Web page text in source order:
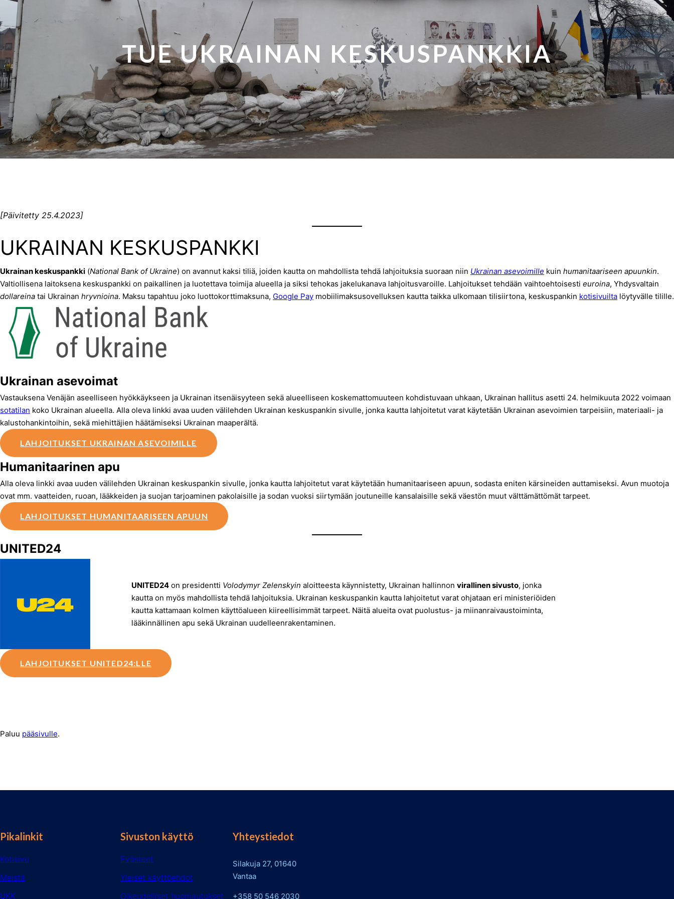
TUE UKRAINAN KESKUSPANKKIA
[Päivitetty 25.4.2023]
UKRAINAN KESKUSPANKKI
Ukrainan keskuspankki (National Bank of Ukraine) on avannut kaksi tiliä, joiden kautta on mahdollista tehdä lahjoituksia suoraan niin Ukrainan asevoimille kuin humanitaariseen apuunkin.
Valtiollisena laitoksena keskuspankki on paikallinen ja luotettava toimija alueella ja siksi tehokas jakelukanava lahjoitusvaroille. Lahjoitukset tehdään vaihtoehtoisesti euroina, Yhdysvaltain
dollareina tai Ukrainan hryvnioina. Maksu tapahtuu joko luottokorttimaksuna, Google Pay mobiilimaksusovelluksen kautta taikka ulkomaan tilisiirtona, keskuspankin kotisivuilta löytyvälle tilille.
Ukrainan asevoimat
Vastauksena Venäjän aseelliseen hyökkäykseen ja Ukrainan itsenäisyyteen sekä alueelliseen koskemattomuuteen kohdistuvaan uhkaan, Ukrainan hallitus asetti 24. helmikuuta 2022 voimaan
sotatilan koko Ukrainan alueella. Alla oleva linkki avaa uuden välilehden Ukrainan keskuspankin sivulle, jonka kautta lahjoitetut varat käytetään Ukrainan asevoimien tarpeisiin, materiaali- ja
kalustohankintoihin, sekä miehittäjien häätämiseksi Ukrainan maaperältä.
LAHJOITUKSET UKRAINAN ASEVOIMILLE
Humanitaarinen apu
Alla oleva linkki avaa uuden välilehden Ukrainan keskuspankin sivulle, jonka kautta lahjoitetut varat käytetään humanitaariseen apuun, sodasta eniten kärsineiden auttamiseksi. Avun muotoja
ovat mm. vaatteiden, ruoan, lääkkeiden ja suojan tarjoaminen pakolaisille ja sodan vuoksi siirtymään joutuneille kansalaisille sekä väestön muut välttämättömät tarpeet.
LAHJOITUKSET HUMANITAARISEEN APUUN
UNITED24
UNITED24on presidentti Volodymyr Zelenskyin aloitteesta käynnistetty, Ukrainan hallinnon virallinen sivusto, jonka
kautta on myös mahdollista tehdä lahjoituksia. Ukrainan keskuspankin kautta lahjoitetut varat ohjataan eri ministeriöiden
kautta kattamaan kolmen käyttöalueen kiireellisimmät tarpeet. Näitä alueita ovat puolustus- ja miinanraivaustoiminta,
lääkinnällinen apu sekä Ukrainan uudelleenrakentaminen.
LAHJOITUKSET UNITED24:LLE
Paluu pääsivulle.
Pikalinkit
Kotisivu
Meistä
UKK
Sivuston käyttö
Evästeet
Yleiset käyttöehdot
Oikeudelliset huomautukset
Yhteystiedot
Silakuja 27, 01640
Vantaa
+358 50 546 2030